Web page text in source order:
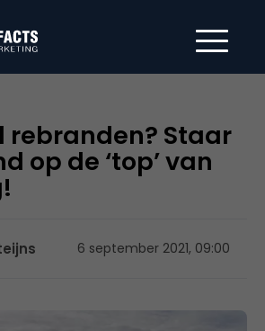
rebranden? Staar
op de ‘top’ van
6 september 2021, 09:00